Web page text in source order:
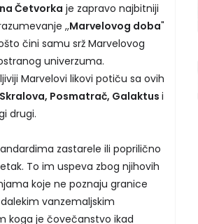
Četvorka je zapravo najbitniji
,,Marvelovog doba"
čini samu srž Marvelovog
univerzuma.
Marvelovi likovi potiču sa ovih
Skralova, Posmatrač, Galaktus i
drugi.
zastarele ili poprilično
To im uspeva zbog njihovih
koje ne poznaju granice
vanzemaljskim
koga je čovečanstvo ikad